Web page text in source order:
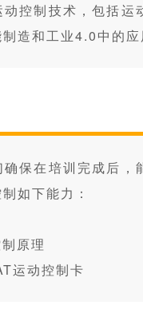
控制技术，包括
造和工业4.0中的应
保在培训完成后
如下能力：
原理
运动控制卡